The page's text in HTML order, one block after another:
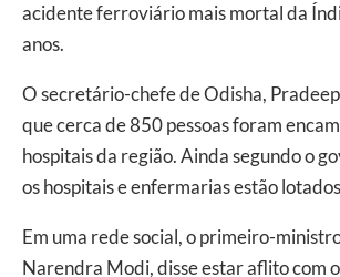
acidente ferroviário mais mortal da
anos.
O secretário-chefe de Odisha,
que cerca de 850 pessoas foram
hospitais da região. Ainda segundo o
os hospitais e enfermarias estão
Em uma rede social, o primeiro-
Narendra Modi, disse estar aflito com